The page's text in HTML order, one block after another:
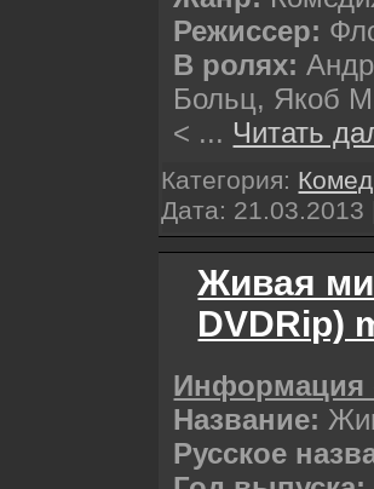
Режиссер:
В ролях:
Больц, Якоб
< ... Читать
Категория:
Дата: 21.03.2013
Живая
DVDRip)
Название:
Русское